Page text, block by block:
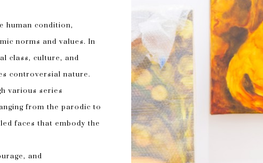
human condition,
norms and values. In
class, culture, and
controversial nature.
various series
from the parodic to
faces that embody the
and